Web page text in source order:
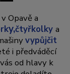
Opavě a
y,čtyřkolkya
vypůjčit
i předváděcí
od hlavy k